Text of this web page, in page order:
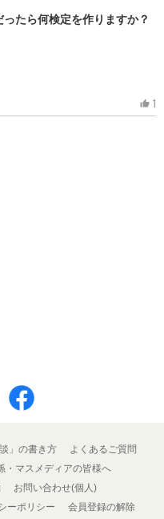
ったら何検定を作りますか？
thumb_up 1
」の書き方
よくあるご質問
・マスメディアの皆様へ
お問い合わせ(個人)
ーポリシー 会員登録の解除